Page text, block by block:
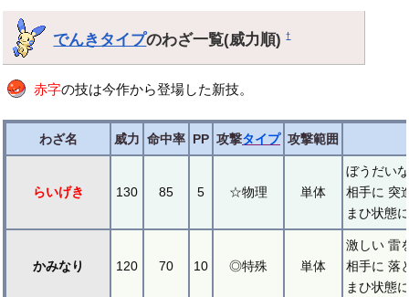
でんきタイプのわざ一覧(威力順)†
赤字の技は今作から登場した新技。
わざ名 威力 命中率 PP 攻撃タイプ 攻撃範囲
らいげき 130 85 5 ☆物理 単体
ぼうだい
相手に 突
まひ状態
かみなり 120 70 10 ◎特殊 単体
激しい 雷
相手に 落
まひ状態